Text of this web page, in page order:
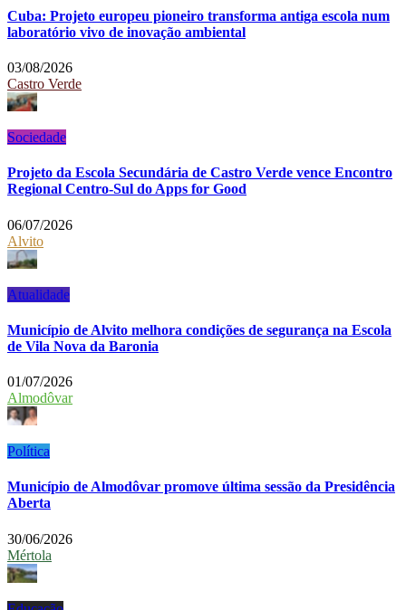
Cuba: Projeto europeu pioneiro transforma antiga escola num
laboratório vivo de inovação ambiental
03/08/2026
Castro Verde
Sociedade
Projeto da Escola Secundária de Castro Verde vence Encontro
Regional Centro-Sul do Apps for Good
06/07/2026
Alvito
Atualidade
Município de Alvito melhora condições de segurança na Escola
de Vila Nova da Baronia
01/07/2026
Almodôvar
Política
Município de Almodôvar promove última sessão da Presidência
Aberta
30/06/2026
Mértola